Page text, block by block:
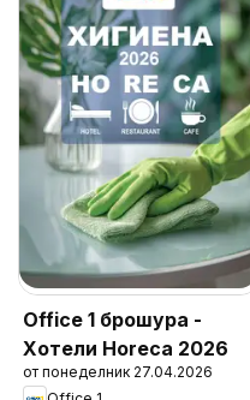
Office 1 брошура -
Хотели Horeca 2026
от понеделник 27.04.2026